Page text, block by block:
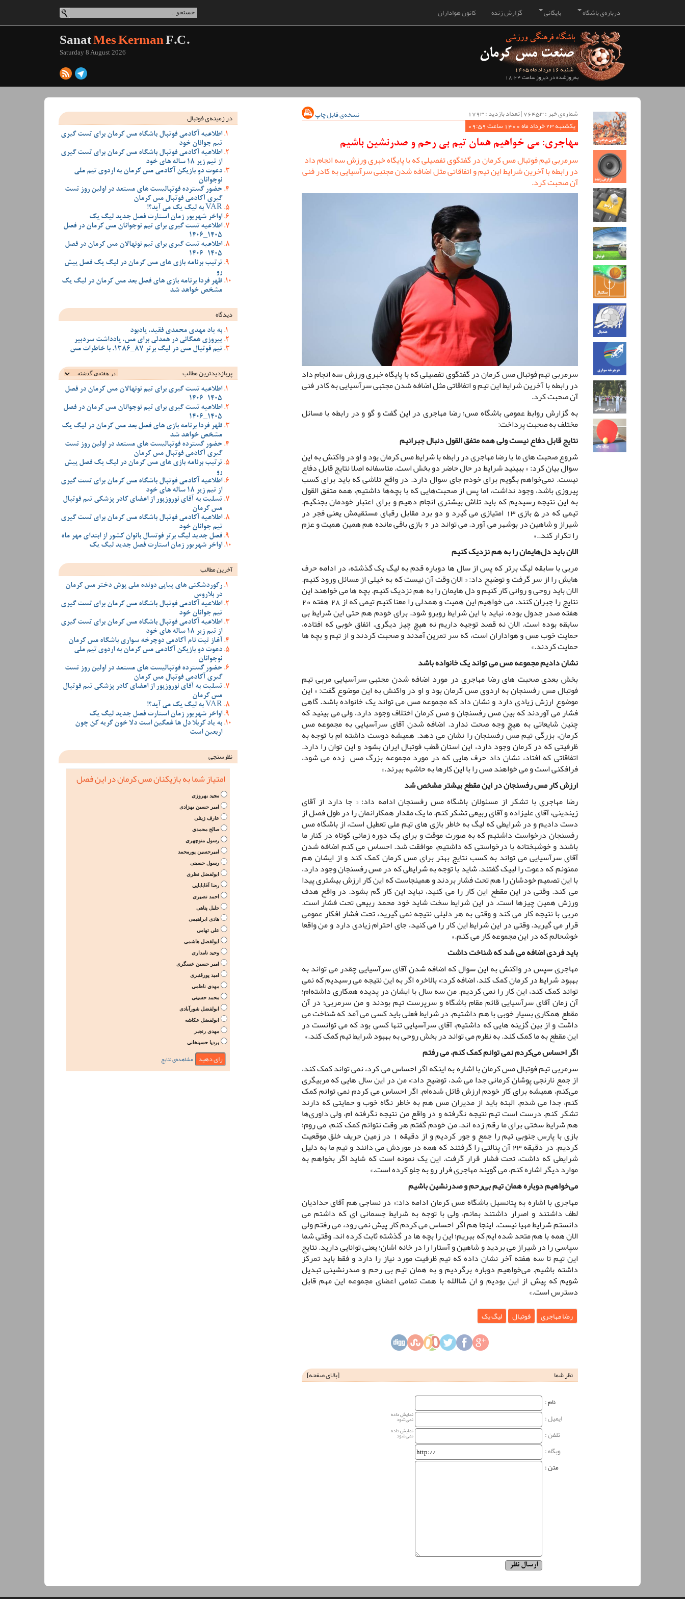
کانون هواداران گزارش زنده بایگانی درباره‌ی باشگاه
شنبه 16 مرداد ماه 1405
به‌روزشده در دیروز ساعت 18:24
SanatMes KermanF.C.
Saturday 8 August 2026
شماره‌ی خبر : ‌76453 | تعداد بازدید : 1793
نسخه‌ی قابل چاپ
یکشنبه 23 خرداد ماه 1400 ساعت 09:59
مهاجری: می خواهیم همان تیم بی رحم و صدرنشین باشیم
سرمربی تیم فوتبال مس کرمان در گفتگوی تفصیلی که با پایگاه خبری ورزش سه انجام داد
در رابطه با آخرین شرایط این تیم و اتفاقاتی مثل اضافه شدن مجتبی سرآسیایی به کادر فنی
آن صحبت کرد.
سرمربی تیم فوتبال مس کرمان در گفتگوی تفصیلی که با پایگاه خبری ورزش سه انجام داد
در رابطه با آخرین شرایط این تیم و اتفاقاتی مثل اضافه شدن مجتبی سرآسیایی به کادر فنی
آن صحبت کرد.
به گزارش روابط عمومی باشگاه مس؛ رضا مهاجری در این گفت و گو و در رابطه با مسائل
مختلف به صحبت پرداخت:
نتایج قابل دفاع نیست ولی همه متفق القول دنبال جبرانیم
شروع صحبت های ما با رضا مهاجری در رابطه با شرایط مس کرمان بود و او در واکنش به این
سوال بیان کرد: « ببینید شرایط در حال حاضر دو بخش است. متاسفانه اصلا نتایج قابل دفاع
نیست. نمی‌خواهم بگویم برای خودم جای سوال دارد. در واقع تلاشی که باید برای کسب
پیروزی باشد، وجود نداشت، اما پس از صحبت‌هایی که با بچه‌ها داشتیم، همه متفق القول
به این نتیجه رسیدیم که باید تلاش بیشتری انجام دهیم و برای اعتبار خودمان بجنگیم.
تیمی که در 5 بازی 13 امتیازی می گیرد و دو برد مقابل رقبای مستقیمش یعنی فجر در
شیراز و شاهین در بوشهر می آورد. می تواند در 6 بازی باقی مانده هم همین همیت و عزم
را تکرار کند..»
الان باید دل‌هایمان را به هم نزدیک کنیم
مربی با سابقه لیگ برتر که پس از سال ها دوباره قدم به لیگ یک گذشته، در ادامه حرف
هایش را از سر گرفت و توضیح داد: « الان وقت آن نیست که به خیلی از مسائل ورود کنیم.
الان باید روحی و روانی کار کنیم و دل هایمان را به هم نزدیک کنیم. بچه ها می خواهند این
نتایج را جبران کنند. می خواهیم این همیت و همدلی را معنا کنیم تیمی که از 28 هفته 20
هفته صدر جدول بوده، نباید با این شرایط روبرو شود. برای خودم هم حتی این شرایط بی
سابقه بوده است. الان نه قصد توجیه داریم نه هیچ چیز دیگری. اتفاق خوبی که افتاده،
حمایت خوب مس و هواداران است، که سر تمرین آمدند و صحبت کردند و از تیم و بچه ها
حمایت کردند.»
نشان دادیم مجموعه مس می تواند یک خانواده باشد
بخش بعدی صحبت های رضا مهاجری در مورد اضافه شدن مجتبی سرآسیایی مربی تیم
فوتبال مس رفسنجان به اردوی مس کرمان بود و او در واکنش به این موضوع گفت: « این
موضوع ارزش زیادی دارد و نشان داد که مجموعه مس می تواند یک خانواده باشد. گاهی
فشار می آوردند که بین مس رفسنجان و مس کرمان اختلاف وجود دارد، ولی می بینید که
چنین شایعاتی به هیچ وجه صحت ندارد. اضافه شدن آقای سرآسیایی به مجموعه مس
کرمان، بزرگی تیم مس رفسنجان را نشان می دهد. همیشه دوست داشته ام با توجه به
ظرفیتی که در کرمان وجود دارد، این استان قطب فوتبال ایران بشود و این توان را دارد.
اتفاقاتی که افتاد، نشان داد حرف هایی که در مورد مجموعه بزرگ مس زده می شود،
فرافکنی است و می خواهند مس را با این کارها به حاشیه ببرند.»
ارزش کار مس رفسنجان در این مقطع بیشتر مشخص شد
رضا مهاجری با تشکر از مسئولان باشگاه مس رفسنجان ادامه داد: « جا دارد از آقای
زیندینی، آقای علیزاده و آقای ربیعی تشکر کنم. ما یک مقدار همکارانمان را در طول فصل از
دست دادیم و در شرایطی که لیگ به خاطر بازی های تیم ملی تعطیل است، از باشگاه مس
رفسنجان درخواست داشتیم که به صورت موقت و برای یک دوره زمانی کوتاه در کنار ما
باشند و خوشبختانه با درخواستی که داشتیم، موافقت شد. احساس می کنم اضافه شدن
آقای سرآسیایی می تواند به کسب نتایج بهتر برای مس کرمان کمک کند و از ایشان هم
ممنونم که دعوت را لبیک گفتند. شاید با توجه به شرایطی که در مس رفسنجان وجود دارد،
با این تصمیم خودشان را هم تحت فشار بردند و همینجاست که این کار ارزش بیشتری پیدا
می کند. وقتی در این مقطع این کار را می کنید، نباید این کار گم بشود. در واقع هدف
ورزش همین چیزها است. در این شرایط سخت شاید خود محمد ربیعی تحت فشار است.
مربی با نتیجه کار می کند و وقتی به هر دلیلی نتیجه نمی گیرید، تحت فشار افکار عمومی
قرار می گیرید. وقتی در این شرایط این کار را می کنید، جای احترام زیادی دارد و من واقعا
خوشحالم که در این مجموعه کار می کنم.»
باید فردی اضافه می شد که شناخت داشت
مهاجری سپس در واکنش به این سوال که اضافه شدن آقای سرآسیایی چقدر می تواند به
بهبود شرایط در کرمان کمک کند، اضافه کرد:« بالاخره اگر به این نتیجه می رسیدیم که نمی
تواند کمک کند، این کار را نمی کردیم. من سه سال با ایشان در پدیده همکاری داشته‌ام؛
آن زمان آقای سرآسیایی قائم مقام باشگاه و سرپرست تیم بودند و من سرمربی؛ در آن
مقطع همکاری بسیار خوبی با هم داشتیم. در شرایط فعلی باید کسی می آمد که شناخت می
داشت و از بین گزینه هایی که داشتیم، آقای سرآسیایی تنها کسی بود که می توانست در
این مقطع به ما کمک کند. به نظرم می تواند در بخش روحی به بهبود شرایط تیم کمک کند.»
اگر احساس می‌کردم نمی توانم کمک کنم، می رفتم
سرمربی تیم فوتبال مس کرمان با اشاره به اینکه اگر احساس می کرد، نمی تواند کمک کند،
از جمع نارنجی پوشان کرمانی جدا می شد، توضیح داد:« من در این سال هایی که مربیگری
می‌کنم، همیشه برای کار خودم ارزش قائل شده‌ام. اگر احساس می کردم نمی توانم کمک
کنم، جدا می شدم. البته باید از مدیران مس هم به خاطر نگاه خوب و حمایتی که دارند
تشکر کنم. درست است تیم نتیجه نگرفته و در واقع من نتیجه نگرفته ام، ولی داوری‌ها
هم شرایط سختی برای ما رقم زده اند. من خودم گفتم هر وقت نتوانم کمک کنم، می روم؛
بازی با پارس جنوبی تیم را جمع و جور کردیم و از دقیقه 1 در زمین حریف خلق موقعیت
کردیم. در دقیقه 23 آن پنالتی را گرفتند که همه در موردش می دانند و تیم ما به دلیل
شرایطی که داشت، تحت فشار قرار گرفت. این یک نمونه است که شاید اگر بخواهم به
موارد دیگر اشاره کنم، می گویند مهاجری فرار رو به جلو کرده است.»
می‌خواهیم دوباره همان تیم بی‌رحم و صدرنشین باشیم
مهاجری با اشاره به پتانسیل باشگاه مس کرمان ادامه داد:« در نساجی هم آقای حدادیان
لطف داشتند و اصرار داشتند بمانم، ولی با توجه به شرایط جسمانی ای که داشتم می
دانستم شرایط مهیا نیست. اینجا هم اگر احساس می کردم کار پیش نمی رود، می رفتم ولی
الان همه با هم متحد شده ایم که ببریم؛ این را بچه ها در گذشته ثابت کرده اند. وقتی شما
سپاسی را در شیراز می بردید و شاهین و آستارا را در خانه اشان؛ یعنی توانایی دارید. نتایج
این تیم تا سه هفته آخر نشان داده که تیم ظرفیت مورد نیاز را دارد و فقط باید تمرکز
داشته باشیم. می‌خواهیم دوباره برگردیم و به همان تیم بی رحم و صدرنشینی تبدیل
شویم که پیش از این بودیم و ان شاالله با همت تمامی اعضای مجموعه این مهم قابل
دسترس است.»
رضا مهاجری فوتبال لیگ یک
نظر شما [بالای صفحه]
نام‌ :
ایمیل :
نمایش داده
نمی‌شود
تلفن : نمایش داده
نمی‌شود
وبگاه‌ :
متن :
در زمینه‌ی فوتبال
اطلاعیه آکادمی فوتبال باشگاه مس کرمان برای تست گیری
تیم جوانان خود
اطلاعیه آکادمی فوتبال باشگاه مس کرمان برای تست گیری
از تیم زیر 18 ساله های خود
دعوت دو بازیکن آکادمی مس کرمان به اردوی تیم ملی
نوجوانان
حضور گسترده فوتبالیست های مستعد در اولین روز تست
گیری آکادمی فوتبال مس کرمان
VAR به لیگ یک می آید؟!
اواخر شهریور زمان استارت فصل جدید لیگ یک
اطلاعیه تست گیری برای تیم نوجوانان مس کرمان در فصل
1405_1406
اطلاعیه تست گیری برای تیم نونهالان مس کرمان در فصل
1405-1406
ترتیب برنامه بازی های مس کرمان در لیگ یک فصل پیش
رو
ظهر فردا برنامه بازی های فصل بعد مس کرمان در لیگ یک
مشخص خواهد شد
دیدگاه
به یاد مهدی محمدی فقید، یادبود
پیروزی همگانی در همدلی برای مس، یادداشت سردبیر
تیم فوتبال مس در لیگ برتر 87_1386، با خاطرات مس
پربازدیدترین‌ مطالب
اطلاعیه تست گیری برای تیم نونهالان مس کرمان در فصل
1405-1406
اطلاعیه تست گیری برای تیم نوجوانان مس کرمان در فصل
1405_1406
ظهر فردا برنامه بازی های فصل بعد مس کرمان در لیگ یک
مشخص خواهد شد
حضور گسترده فوتبالیست های مستعد در اولین روز تست
گیری آکادمی فوتبال مس کرمان
ترتیب برنامه بازی های مس کرمان در لیگ یک فصل پیش
رو
اطلاعیه آکادمی فوتبال باشگاه مس کرمان برای تست گیری
از تیم زیر 18 ساله های خود
تسلیت به آقای نوروزپور از اعضای کادر پزشکی تیم فوتبال
مس کرمان
اطلاعیه آکادمی فوتبال باشگاه مس کرمان برای تست گیری
تیم جوانان خود
فصل جدید لیگ برتر فوتسال بانوان کشور از ابتدای مهر ماه
اواخر شهریور زمان استارت فصل جدید لیگ یک
آخرین مطالب
رکوردشکنی های پیاپی دونده ملی پوش دختر مس کرمان
در بلاروس
اطلاعیه آکادمی فوتبال باشگاه مس کرمان برای تست گیری
تیم جوانان خود
اطلاعیه آکادمی فوتبال باشگاه مس کرمان برای تست گیری
از تیم زیر 18 ساله های خود
آغاز ثبت نام آکادمی دوچرخه سواری باشگاه مس کرمان
دعوت دو بازیکن آکادمی مس کرمان به اردوی تیم ملی
نوجوانان
حضور گسترده فوتبالیست های مستعد در اولین روز تست
گیری آکادمی فوتبال مس کرمان
تسلیت به آقای نوروزپور از اعضای کادر پزشکی تیم فوتبال
مس کرمان
VAR به لیگ یک می آید؟!
اواخر شهریور زمان استارت فصل جدید لیگ یک
به یاد کربلا دل ها غمگین است دلا خون گریه کن چون
اربعین است
نظرسنجی
امتیاز شما به بازیکنان مس کرمان در این فصل
مجید بهروزی
امیر حسین بهزادی
عارف زینلی
صالح محمدی
رسول منوچهری
امیرحسین پورمحمد
رسول حسینی
ابولفضل نظری
رضا آقابابایی
احمد نصیری
جلیل پناهی
هادی ابراهیمی
علی تهامی
ابولفضل هاشمی
وحید نامداری
امیر حسین عسگری
امید پورقنبری
مهدی ناظمی
محمد حسینی
ابولفضل شورآبادی
ابولفضل عکاشه
مهدی رنجبر
بردیا حسینخانی
مشاهده‌ی نتایج